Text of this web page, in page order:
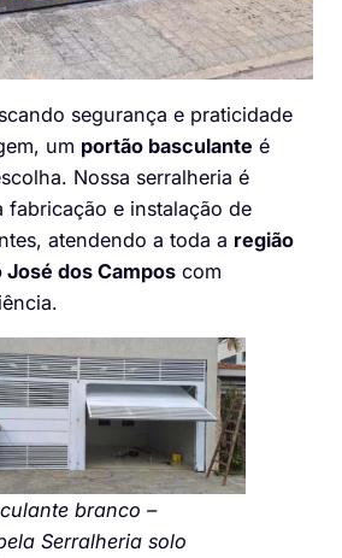
segurança e praticidade
um portão basculante é
Nossa serralheria é
fabricação e instalação de
atendendo a toda a região
José dos Campos com
branco –
Serralheria solo